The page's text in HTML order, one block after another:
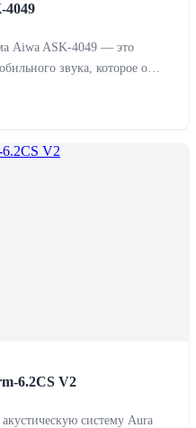
4049
Aiwa ASK-4049 — это
звука, которое о…
6.2CS V2
систему Aura